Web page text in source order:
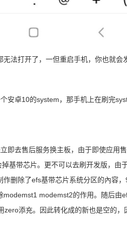
法打开了，一但重启手机，你也就会
安卓10的system，那手机上在刷完
即去售后服务换主板，由于即使应用
基带芯片。更不可以去刷开发版，由
删除了efs基带芯片系统分区的內容
modemst2的作用。随后由
添充。因此转化成的新也是空的